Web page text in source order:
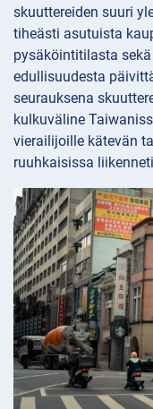
skuuttereiden suuri
tiheästi asutuista
pysäköintitilasta
edullisuudesta
seurauksena
kulkuväline
vierailijoille kätevän
ruuhkaisissa